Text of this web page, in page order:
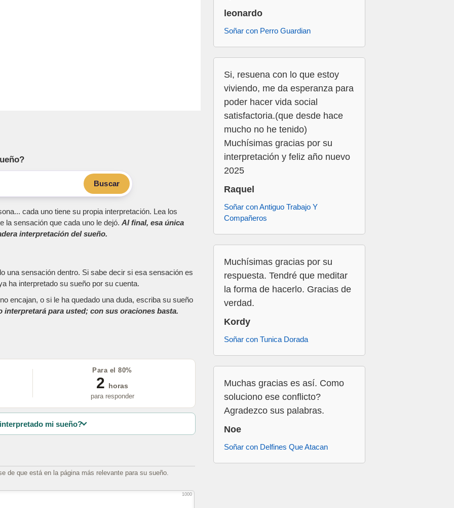
Buscar
cada uno tiene su propia interpretación. Lea los
la sensación que cada uno le dejó. Al final, esa única
interpretación del sueño.
una sensación dentro. Si sabe decir si esa sensación es
ha interpretado su sueño por su cuenta.
encajan, o si le ha quedado una duda, escriba su sueño
interpretará para usted; con sus oraciones basta.
Para el 80%
2
horas
para responder
mi sueño?
de que está en la página más relevante para su sueño.
1000
leonardo
Soñar con Perro Guardian
Si, resuena con lo que estoy
viviendo, me da esperanza para
poder hacer vida social
satisfactoria.(que desde hace
mucho no he tenido)
Muchísimas gracias por su
interpretación y feliz año nuevo
2025
Raquel
Soñar con Antiguo Trabajo Y
Compañeros
Muchísimas gracias por su
respuesta. Tendré que meditar
la forma de hacerlo. Gracias de
verdad.
Kordy
Soñar con Tunica Dorada
Muchas gracias es así. Como
soluciono ese conflicto?
Agradezco sus palabras.
Noe
Soñar con Delfines Que Atacan